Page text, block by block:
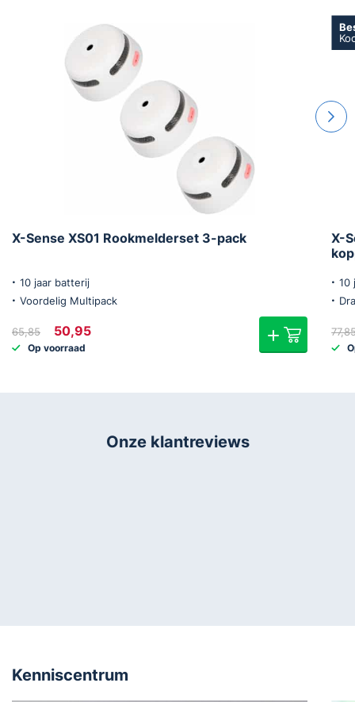
X-Sense XS01 Rookmelderset 3-pack
10 jaar batterij
Voordelig Multipack
65,85
Oorspronkelijke
prijs
was:
50,95
Op voorraad
X-
10
Onze klantreviews
Kenniscentrum